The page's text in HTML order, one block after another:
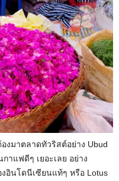
งมาตลาดทัวริสต์อย่าง Ubud
าแฟดีๆ เยอะเลย อย่าง
อินโดนีเซียนแท้ๆ หรือ Lotus